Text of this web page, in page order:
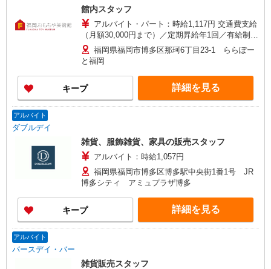
館内スタッフ
アルバイト・パート：時給1,117円 交通費支給
（月額30,000円まで）／定期昇給年1回／有給制度
有 福岡県福岡市博多区那珂6丁目23-1 ららぽー
と福岡
キープ 詳細を見る
アルバイト
ダブルデイ
雑貨、服飾雑貨、家具の販売スタッフ
アルバイト：時給1,057円
福岡県福岡市博多区博多駅中央街1番1号 JR
博多シティ アミュプラザ博多
キープ 詳細を見る
アルバイト
バースデイ・バー
雑貨販売スタッフ